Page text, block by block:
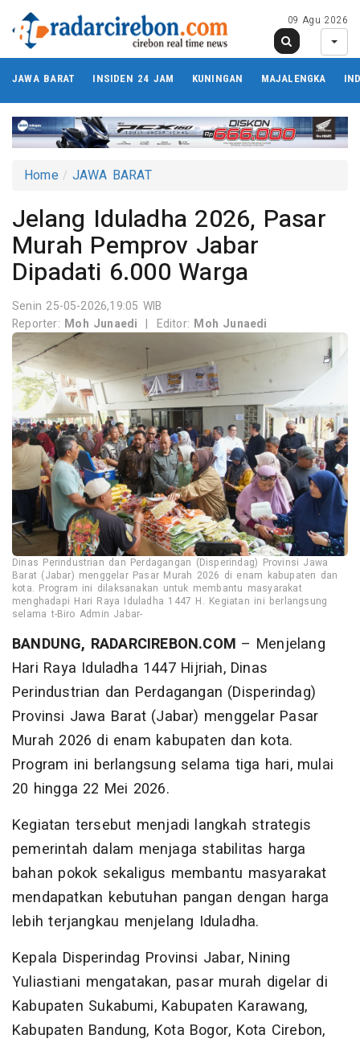
09 Agu 2026
JAWA BARAT INSIDEN 24 JAM KUNINGAN MAJALENGKA
Home JAWA BARAT
Jelang Iduladha 2026, Pasar
Murah Pemprov Jabar
Dipadati 6.000 Warga
Senin 25-05-2026,19:05 WIB
Reporter: Moh Junaedi | Editor: Moh Junaedi
Dinas Perindustrian dan Perdagangan (Disperindag) Provinsi Jawa
Barat (Jabar) menggelar Pasar Murah 2026 di enam kabupaten dan
kota. Program ini dilaksanakan untuk membantu masyarakat
menghadapi Hari Raya Iduladha 1447 H. Kegiatan ini berlangsung
selama t-Biro Admin Jabar-
BANDUNG, RADARCIREBON.COM – Menjelang
Hari Raya Iduladha 1447 Hijriah, Dinas
Perindustrian dan Perdagangan (Disperindag)
Provinsi Jawa Barat (Jabar) menggelar Pasar
Murah 2026 di enam kabupaten dan kota.
Program ini berlangsung selama tiga hari, mulai
20 hingga 22 Mei 2026.
Kegiatan tersebut menjadi langkah strategis
pemerintah dalam menjaga stabilitas harga
bahan pokok sekaligus membantu masyarakat
mendapatkan kebutuhan pangan dengan harga
lebih terjangkau menjelang Iduladha.
Kepala Disperindag Provinsi Jabar, Nining
Yuliastiani mengatakan, pasar murah digelar di
Kabupaten Sukabumi, Kabupaten Karawang,
Kabupaten Bandung, Kota Bogor, Kota Cirebon,